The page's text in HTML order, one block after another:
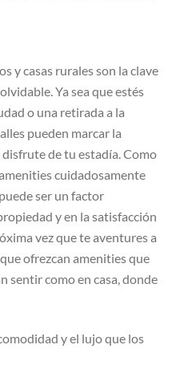
y casas rurales son la clave
Ya sea que estés
o una retirada a la
pueden marcar la
de tu estadía. Como
cuidadosamente
ser un factor
y en la satisfacción
vez que te aventures a
ofrezcan amenities que
sentir como en casa, donde
y el lujo que los